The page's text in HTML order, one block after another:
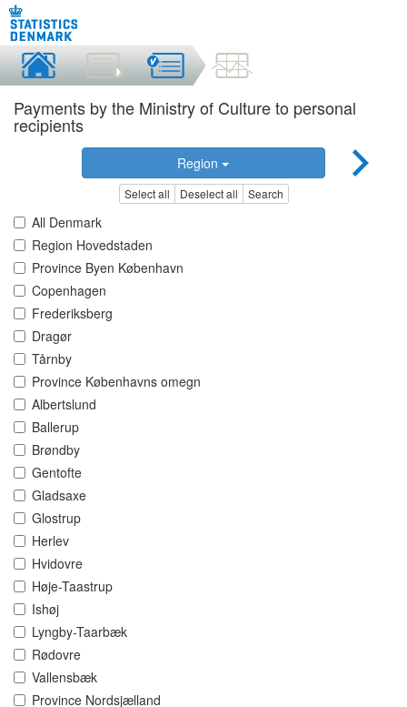
Payments by the Ministry of Culture to personal
recipients
Region
Select all Deselect all Search
All Denmark
Region Hovedstaden
Province Byen København
Copenhagen
Frederiksberg
Dragør
Tårnby
Province Københavns omegn
Albertslund
Ballerup
Brøndby
Gentofte
Gladsaxe
Glostrup
Herlev
Hvidovre
Høje-Taastrup
Ishøj
Lyngby-Taarbæk
Rødovre
Vallensbæk
Province Nordsjælland